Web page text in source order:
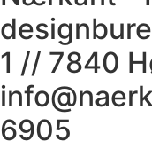
1 // 7840
6905